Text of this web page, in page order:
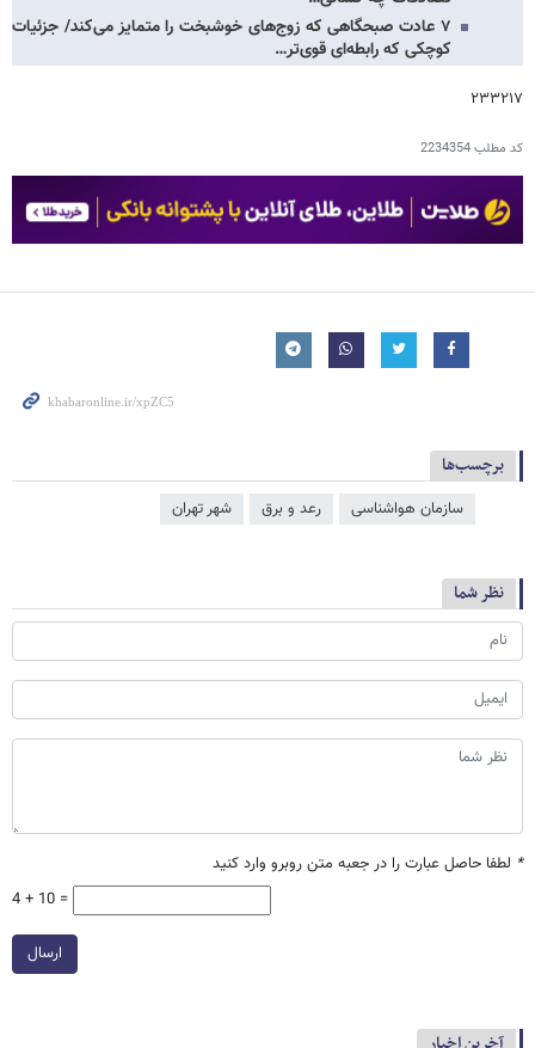
۷ عادت صبحگاهی که زوج‌های خوشبخت را متمایز می‌کند/ جزئیات
کوچکی که رابطه‌ای قوی‌تر…
۲۳۳۲۱۷
کد مطلب2234354
برچسب‌ها
سازمان هواشناسی رعد و برق شهر تهران
نظر شما
* لطفا حاصل عبارت را در جعبه متن روبرو وارد کنید
4 + 10 =
ارسال